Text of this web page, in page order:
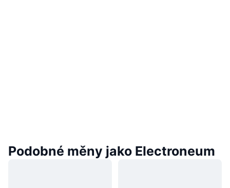
Podobné měny jako Electroneum